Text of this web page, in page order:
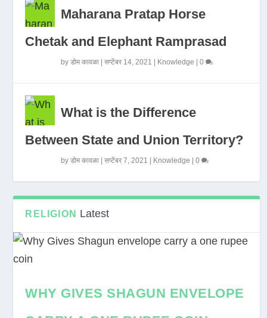
Maharana Pratap Horse
Chetak and Elephant Ramprasad
byडोम कावळा |सप्टेंबर 14, 2021 Knowledge |0
What is the Difference
Between State and Union Territory?
byडोम कावळा |सप्टेंबर 7, 2021 Knowledge |0
RELIGION Latest
WHY GIVES SHAGUN ENVELOPE